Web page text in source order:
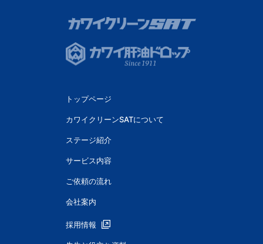
トップページ
カワイクリーンSATについて
ステージ紹介
サービス内容
ご依頼の流れ
会社案内
採用情報